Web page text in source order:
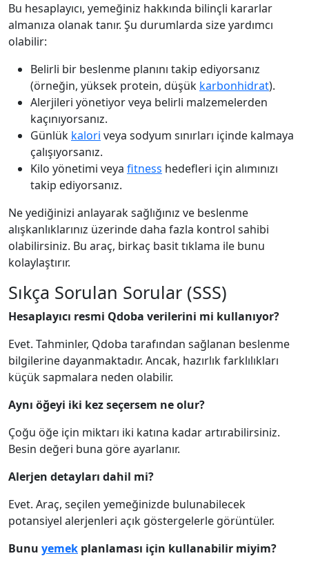
Bu hesaplayıcı, yemeğiniz hakkında bilinçli kararlar
almanıza olanak tanır. Şu durumlarda size yardımcı
olabilir:
Belirli bir beslenme planını takip ediyorsanız
(örneğin, yüksek protein, düşük karbonhidrat).
Alerjileri yönetiyor veya belirli malzemelerden
kaçınıyorsanız.
Günlük kalori veya sodyum sınırları içinde kalmaya
çalışıyorsanız.
Kilo yönetimi veya fitness hedefleri için alımınızı
takip ediyorsanız.
Ne yediğinizi anlayarak sağlığınız ve beslenme
alışkanlıklarınız üzerinde daha fazla kontrol sahibi
olabilirsiniz. Bu araç, birkaç basit tıklama ile bunu
kolaylaştırır.
Sıkça Sorulan Sorular (SSS)
Hesaplayıcı resmi Qdoba verilerini mi kullanıyor?
Evet. Tahminler, Qdoba tarafından sağlanan beslenme
bilgilerine dayanmaktadır. Ancak, hazırlık farklılıkları
küçük sapmalara neden olabilir.
Aynı öğeyi iki kez seçersem ne olur?
Çoğu öğe için miktarı iki katına kadar artırabilirsiniz.
Besin değeri buna göre ayarlanır.
Alerjen detayları dahil mi?
Evet. Araç, seçilen yemeğinizde bulunabilecek
potansiyel alerjenleri açık göstergelerle görüntüler.
Bunu yemek planlaması için kullanabilir miyim?